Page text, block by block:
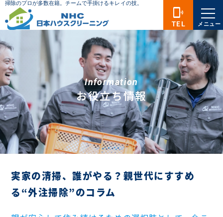
Information
お役立ち情報
実家の清掃、誰がやる？親世代にすすめ
る“外注掃除”のコラム
phonelink_ring
TEL メニュー